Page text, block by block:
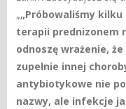
„„Próbowaliśmy
terapii prednizonem
odnoszę wrażenie,
zupełnie innej
antybiotykowe nie
nazwy, ale infekcje